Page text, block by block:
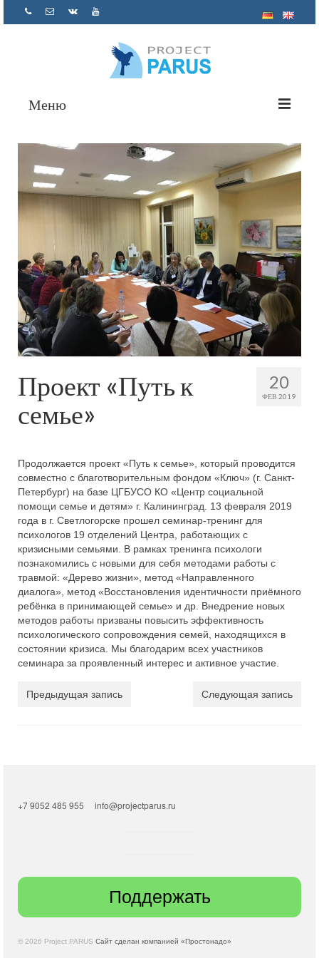
Меню
О нас
Проекты
Помощь психолога
Как помочь
Отчетность
Контакты
20
ФЕВ 2019
Проект «Путь к
семье»
Продолжается проект «Путь к семье», который проводится
совместно с благотворительным фондом «Ключ» (г. Санкт-
Петербург) на базе ЦГБУСО КО «Центр социальной
помощи семье и детям» г. Калининград. 13 февраля 2019
года в г. Светлогорске прошел семинар-тренинг для
психологов 19 отделений Центра, работающих с
кризисными семьями. В рамках тренинга психологи
познакомились с новыми для себя методами работы с
травмой: «Дерево жизни», метод «Направленного
диалога», метод «Восстановления идентичности приёмного
ребёнка в принимающей семье» и др. Внедрение новых
методов работы призваны повысить эффективность
психологического сопровождения семей, находящихся в
состоянии кризиса. Мы благодарим всех участников
семинара за проявленный интерес и активное участие.
Предыдущая запись Следующая запись
+7 9052 485 955 info@projectparus.ru
Поддержать
© 2026 Project PARUS Сайт сделан компанией «Простонадо»